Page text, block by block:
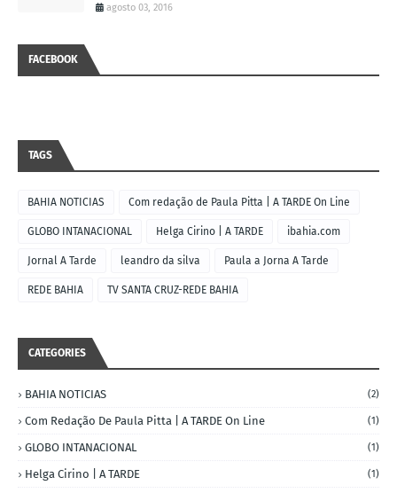
agosto 03, 2016
FACEBOOK
TAGS
BAHIA NOTICIAS Com redação de Paula Pitta | A TARDE On Line
GLOBO INTANACIONAL Helga Cirino | A TARDE ibahia.com
Jornal A Tarde leandro da silva Paula a Jorna A Tarde
REDE BAHIA TV SANTA CRUZ-REDE BAHIA
CATEGORIES
BAHIA NOTICIAS (2)
Com Redação De Paula Pitta | A TARDE On Line (1)
GLOBO INTANACIONAL (1)
Helga Cirino | A TARDE (1)